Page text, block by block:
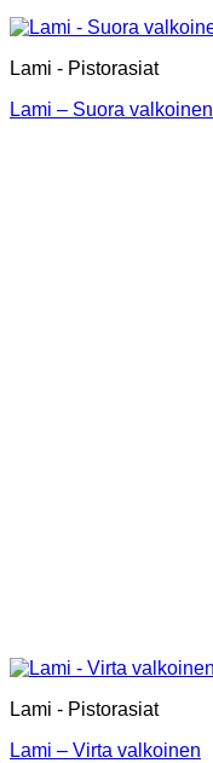
Lami - Pistorasiat
Lami – Suora valkoinen
Lami - Pistorasiat
Lami – Virta valkoinen